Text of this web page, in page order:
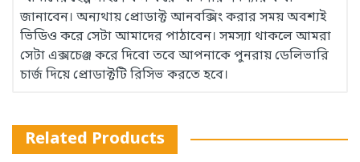
জানাবেন। অন্যথায় প্রোডাক্ট আনবক্সিং করার সময় অবশ্যই
ভিডিও করে সেটা আমাদের পাঠাবেন। সমস্যা থাকলে আমরা
সেটা এক্সচেঞ্জ করে দিবো তবে আপনাকে পুনরায় ডেলিভারি
চার্জ দিয়ে প্রোডাক্টটি রিসিভ করতে হবে।
Related Products